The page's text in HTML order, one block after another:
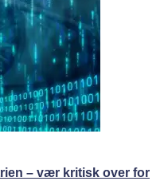
– vær kritisk over for